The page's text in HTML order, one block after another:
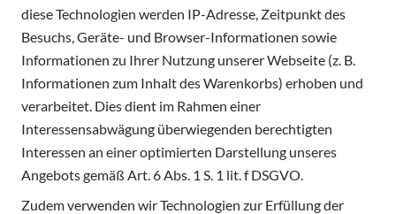
diese Technologien werden IP-Adresse, Zeitpunkt des
Besuchs, Geräte- und Browser-Informationen sowie
Informationen zu Ihrer Nutzung unserer Webseite (z. B.
Informationen zum Inhalt des Warenkorbs) erhoben und
verarbeitet. Dies dient im Rahmen einer
Interessensabwägung überwiegenden berechtigten
Interessen an einer optimierten Darstellung unseres
Angebots gemäß Art. 6 Abs. 1 S. 1 lit. f DSGVO.
Zudem verwenden wir Technologien zur Erfüllung der